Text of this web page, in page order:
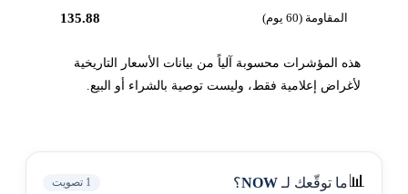
المقاومة (60 يوم) 135.88
هذه المؤشرات محسوبة آلياً من بيانات الأسعار التاريخية
لأغراض إعلامية فقط، وليست توصية بالشراء أو البيع.
📊ما توقّعك لـNOW؟ 1تصويت